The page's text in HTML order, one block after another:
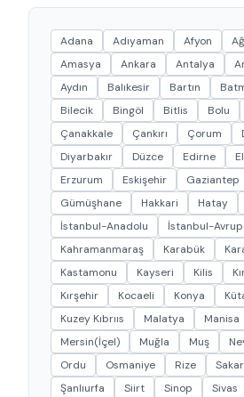
Adana Adıyaman Afyon
Amasya
Ankara Antalya
Aydın
Balıkesir Bartın
Bilecik
Bingöl Bitlis Bolu
Çanakkale
Çankırı Çorum
Diyarbakır
Düzce Edirne
Erzurum
Eskişehir Gaziantep
Gümüşhane
Hakkari Hatay
İstanbul-Anadolu
İstanbul-
Kahramanmaraş
Karabük
Kastamonu
Kayseri Kilis
Kırşehir
Kocaeli Konya
Kuzey Kıbrııs
Malatya Manisa
Mersin(İçel)
Muğla Muş
Ordu
Osmaniye Rize
Şanlıurfa
Siirt Sinop Sivas